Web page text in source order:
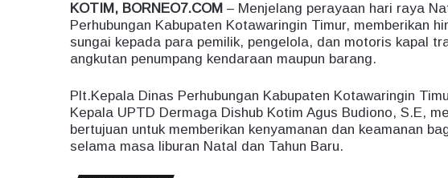
KOTIM, BORNEO7.COM – Menjelang perayaan hari raya
Perhubungan Kabupaten Kotawaringin Timur, memberikan
sungai kepada para pemilik, pengelola, dan motoris kapal
angkutan penumpang kendaraan maupun barang.
Plt.Kepala Dinas Perhubungan Kabupaten Kotawaringin
Kepala UPTD Dermaga Dishub Kotim Agus Budiono, S.E,
bertujuan untuk memberikan kenyamanan dan keamanan
selama masa liburan Natal dan Tahun Baru.